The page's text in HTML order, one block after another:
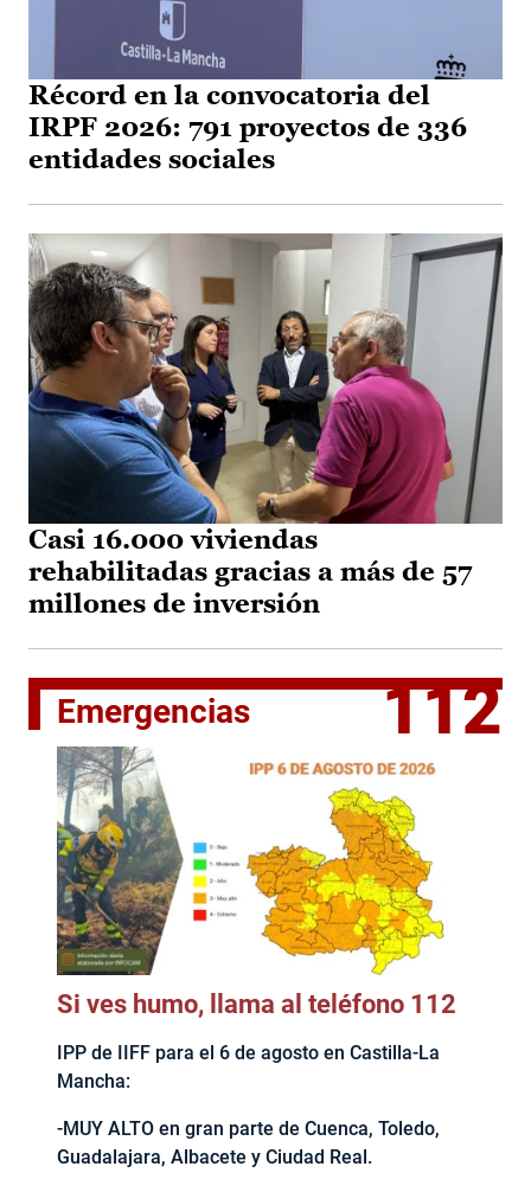
Récord en la convocatoria del
IRPF 2026: 791 proyectos de 336
entidades sociales
Casi 16.000 viviendas
rehabilitadas gracias a más de 57
millones de inversión
Emergencias 112
Si ves humo, llama al teléfono 112
IPP de IIFF para el 6 de agosto en Castilla-La
Mancha:
-MUY ALTO en gran parte de Cuenca, Toledo,
Guadalajara, Albacete y Ciudad Real.